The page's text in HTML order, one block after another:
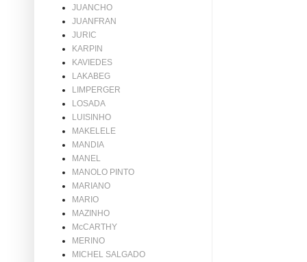
JUANCHO
JUANFRAN
JURIC
KARPIN
KAVIEDES
LAKABEG
LIMPERGER
LOSADA
LUISINHO
MAKELELE
MANDIA
MANEL
MANOLO PINTO
MARIANO
MARIO
MAZINHO
McCARTHY
MERINO
MICHEL SALGADO